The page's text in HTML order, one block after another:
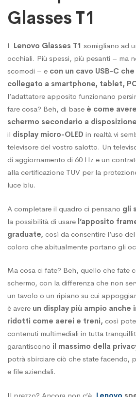
Glasses T1
I Lenovo Glasses T1 somigliano ad
occhiali. Più spessi, più pesanti – ma
scomodi – e con un cavo USB-C
collegato a smartphone, tablet,
l’adattatore apposito funzionano
fare cosa? Beh, di base è come
schermo secondario a disposizione
il display micro-OLED in realtà vi
televisore del vostro salotto. Un
di aggiornamento di 60 Hz e un
alla certificazione TUV per la
luce blu.
A completare il quadro ci pensano gli
la possibilità di usare l’apposito
graduate, così da consentire l’uso
coloro che abitualmente portano gli
Ma cosa ci fate? Beh, quello che fate
schermo, con la differenza che non
un tavolo o un ripiano su cui
è avere un display più ampio anche
ridotti come aerei e treni, così
contenuti multimediali in tutta
garantiscono il massimo della
potrà sbirciare ciò che state facendo,
e file aziendali.
Il prezzo? Ancora non c’è. Lenovo